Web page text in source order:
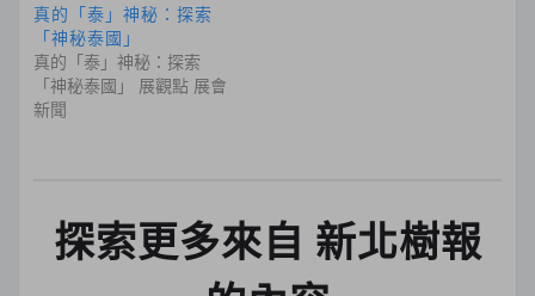
真的「泰」神秘：探索
「神秘泰國」
真的「泰」神秘：探索
「神秘泰國」 展觀點 展會
新聞
探索更多來自 新北樹報